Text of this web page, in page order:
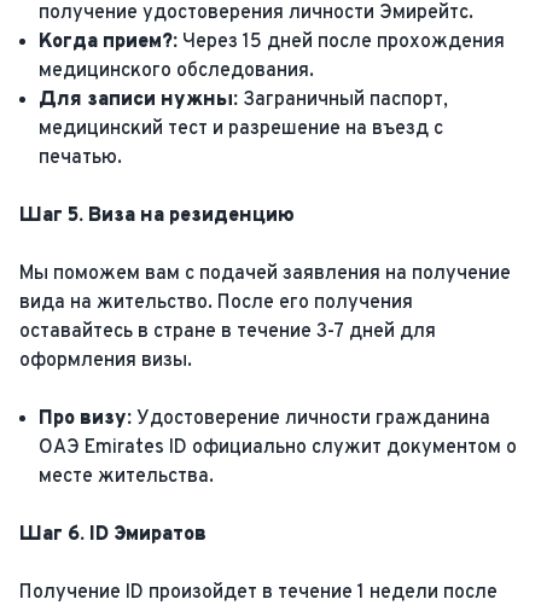
получение удостоверения личности Эмирейтс.
Когда прием?: Через 15 дней после прохождения
медицинского обследования.
Для записи нужны: Заграничный паспорт,
медицинский тест и разрешение на въезд с
печатью.
Шаг 5. Виза на резиденцию
Мы поможем вам с подачей заявления на получение
вида на жительство. После его получения
оставайтесь в стране в течение 3-7 дней для
оформления визы.
Про визу: Удостоверение личности гражданина
ОАЭ Emirates ID официально служит документом о
месте жительства.
Шаг 6. ID Эмиратов
Получение ID произойдет в течение 1 недели после